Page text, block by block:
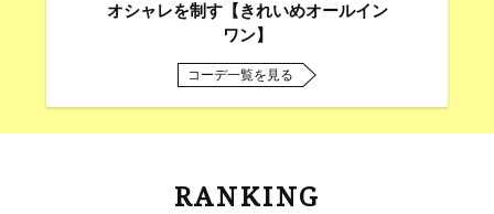
オシャレを制す【きれいめオールイン
ワン】
コーデ一覧を見る
RANKING